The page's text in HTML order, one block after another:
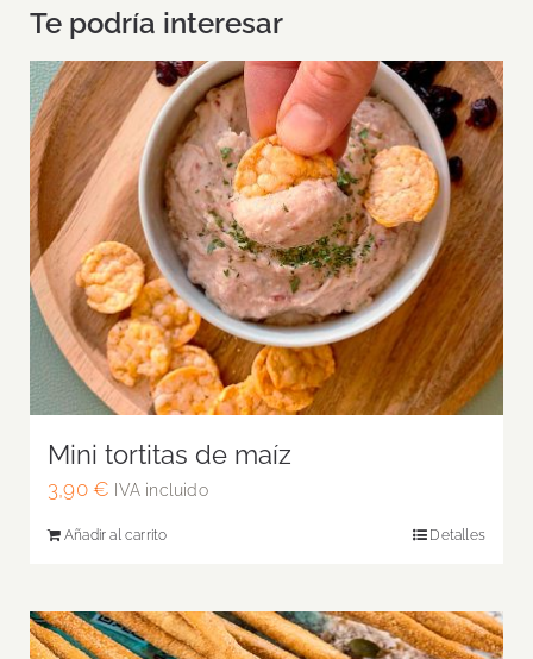
de
cantidad
Te podría interesar
Mini tortitas de maíz
3,90 € IVA incluido
Añadir al carrito Detalles